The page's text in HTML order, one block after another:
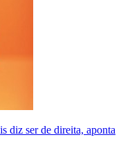
diz ser de direita, aponta